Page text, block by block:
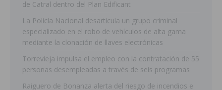
de Catral dentro del Plan Edificant
La Policía Nacional desarticula un grupo criminal
especializado en el robo de vehículos de alta gama
mediante la clonación de llaves electrónicas
Torrevieja impulsa el empleo con la contratación de 55
personas desempleadas a través de seis programas
Raiguero de Bonanza alerta del riesgo de incendios e